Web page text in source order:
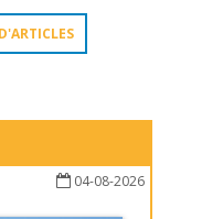
04-08-2026